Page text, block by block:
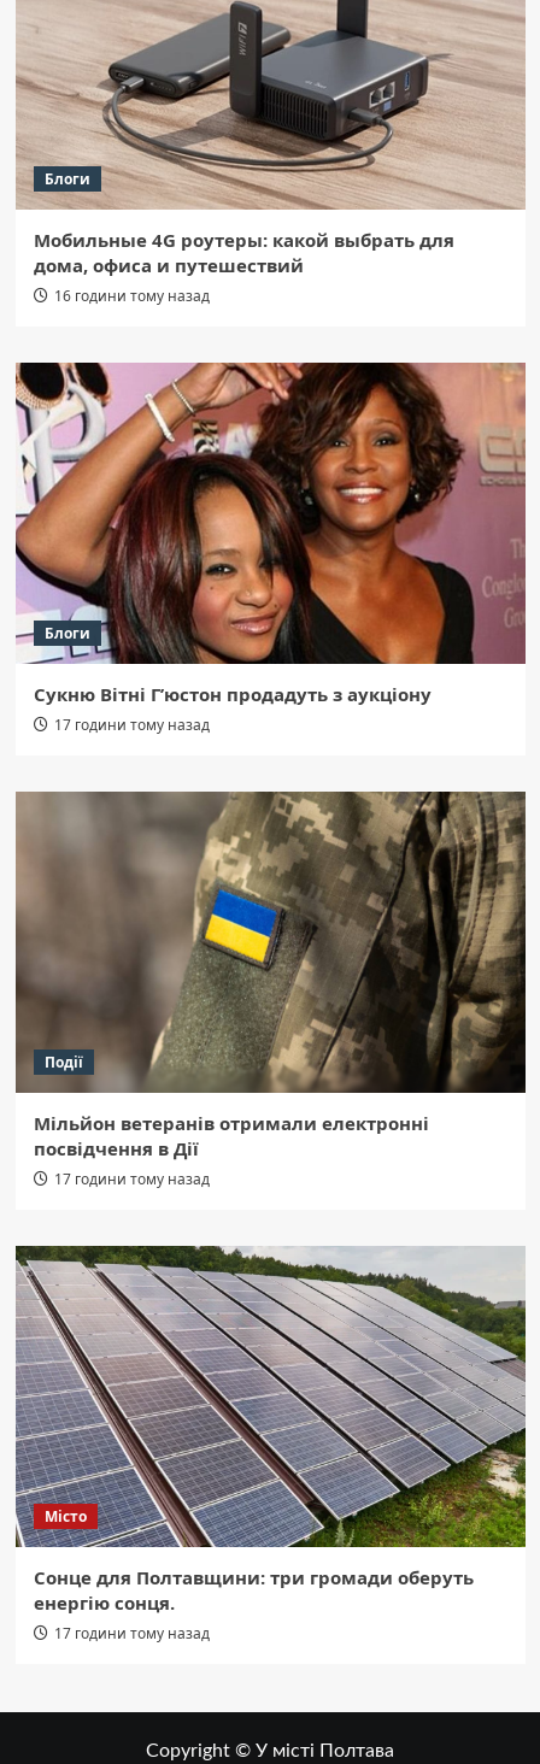
Блоги
Мобильные 4G роутеры: какой выбрать для
дома, офиса и путешествий
16 години тому назад
Блоги
Сукню Вітні Г’юстон продадуть з аукціону
17 години тому назад
Події
Мільйон ветеранів отримали електронні
посвідчення в Дії
17 години тому назад
Місто
Сонце для Полтавщини: три громади оберуть
енергію сонця.
17 години тому назад
Copyright © У місті Полтава